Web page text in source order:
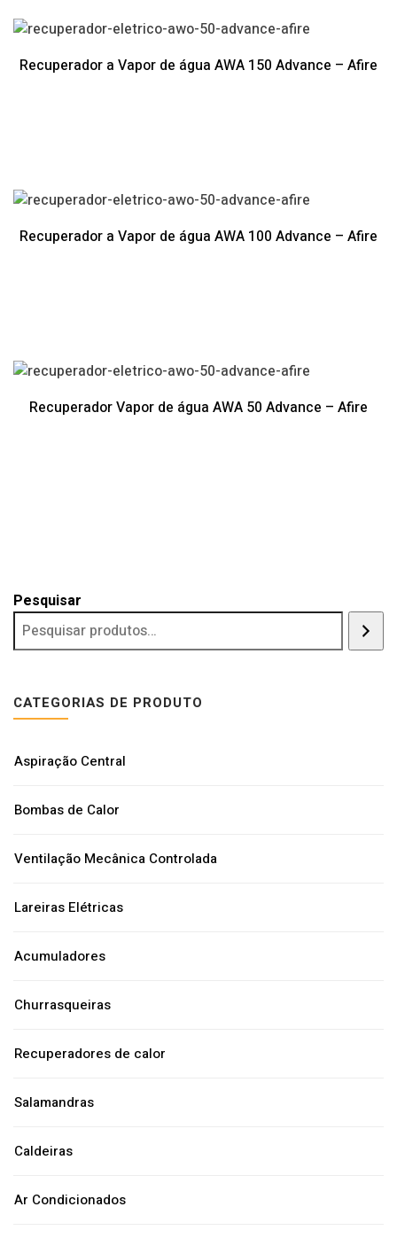
Recuperador a Vapor de água AWA 150 Advance – Afire
Recuperador a Vapor de água AWA 100 Advance – Afire
Recuperador Vapor de água AWA 50 Advance – Afire
Pesquisar
CATEGORIAS DE PRODUTO
Aspiração Central
Bombas de Calor
Ventilação Mecânica Controlada
Lareiras Elétricas
Acumuladores
Churrasqueiras
Recuperadores de calor
Salamandras
Caldeiras
Ar Condicionados